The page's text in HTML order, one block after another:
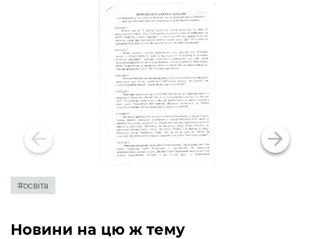
#освіта
Новини на цю ж тему